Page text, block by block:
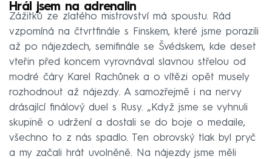
Hrál jsem na adrenalin
Zážitků ze zlatého mistrovství má spoustu. Rád
vzpomíná na čtvrtfinále s Finskem, které jsme porazili
až po nájezdech, semifinále se Švédskem, kde deset
vteřin před koncem vyrovnával slavnou střelou od
modré čáry Karel Rachůnek a o vítězi opět musely
rozhodnout až nájezdy. A samozřejmě i na nervy
drásající finálový duel s Rusy. „Když jsme se vyhnuli
skupině o udržení a dostali se do boje o medaile,
všechno to z nás spadlo. Ten obrovský tlak byl pryč
a my začali hrát uvolněně. Na nájezdy jsme měli